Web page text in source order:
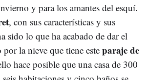
y para los amantes del esquí.
, con sus características y sus
sido lo que ha acabado de dar el
la nieve que tiene este paraje de
hace posible que una casa de 300